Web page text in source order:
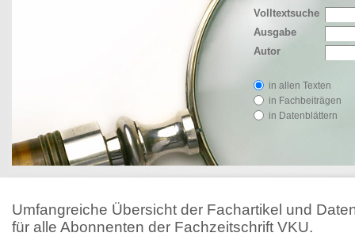
Volltextsuche
Ausgabe
Autor
in allen Texten
in Fachbeiträgen
in Datenblättern
Umfangreiche Übersicht der Fachartikel und
für alle Abonnenten der Fachzeitschrift VKU.